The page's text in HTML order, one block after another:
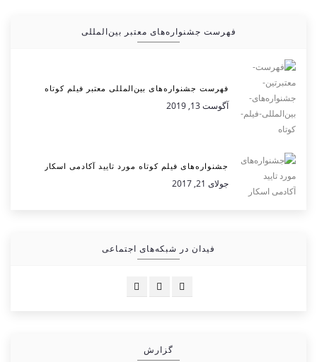
فهرست جشنواره‌های معتبر بین‌المللی
فهرست جشنواره‌های بین‌المللی معتبر فیلم کوتاه
آگوست 13, 2019
جشنواره‌های فیلم کوتاه مورد تایید آکادمی اسکار
جولای 21, 2017
فیدان در شبکه‌های اجتماعی
گزارش